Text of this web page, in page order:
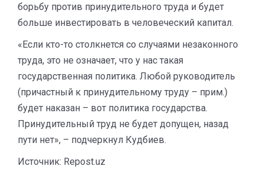
борьбу против принудительного труда и будет
больше инвестировать в человеческий капитал.
«Если кто-то столкнется со случаями незаконного
труда, это не означает, что у нас такая
государственная политика. Любой руководитель
(причастный к принудительному труду – прим.)
будет наказан – вот политика государства.
Принудительный труд не будет допущен, назад
пути нет», – подчеркнул Кудбиев.
Источник: Repost.uz